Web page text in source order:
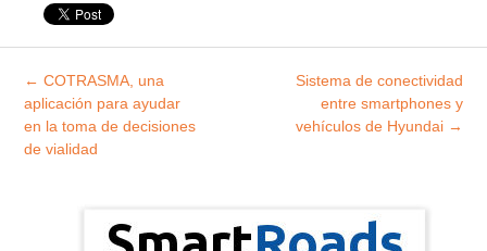
Explorar
entradas
← COTRASMA, una
aplicación para ayudar
en la toma de decisiones
de vialidad
Sistema de conectividad
entre smartphones y
vehículos de Hyundai →